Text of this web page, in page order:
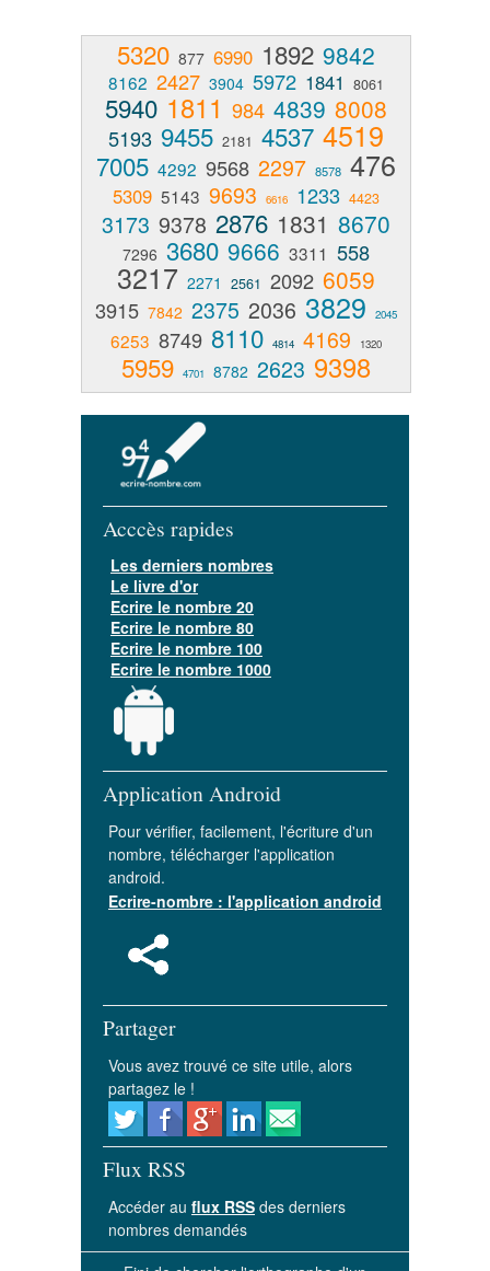
5320 877 6990 1892 9842
8162 2427 3904 5972 1841 8061
5940 1811 984 4839 8008
5193 9455 2181 4537 4519
7005 4292 9568 2297 8578 476
5309 5143 9693 6616 1233 4423
3173 9378 2876 1831 8670
7296 3680 9666 3311 558
3217 2271 2561 2092 6059
3915 7842 2375 2036 3829 2045
6253 8749 8110 4814 4169 1320
5959 4701 8782 2623 9398
Acccès rapides
Les derniers nombres
Le livre d'or
Ecrire le nombre 20
Ecrire le nombre 80
Ecrire le nombre 100
Ecrire le nombre 1000
Application Android
Pour vérifier, facilement, l'écriture d'un
nombre, télécharger l'application
android.
Ecrire-nombre : l'application android
Partager
Vous avez trouvé ce site utile, alors
partagez le !
Flux RSS
Accéder au flux RSS des derniers
nombres demandés